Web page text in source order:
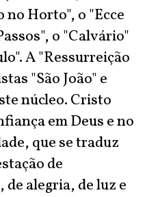
no Horto", o "Ecce
o "Calvário"
A "Ressurreição
"São João" e
núcleo. Cristo
em Deus e no
que se traduz
de
de alegria, de luz e